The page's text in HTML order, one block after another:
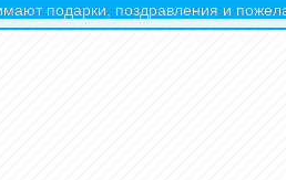
подарки, поздравления и